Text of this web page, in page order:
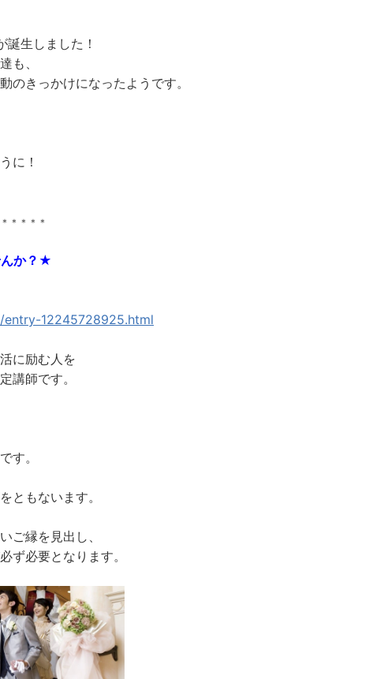
生しました！
も、
のきっかけになったようです。
に！
＊＊＊＊
か？★
12245728925.html
に励む人を
講師です。
す。
ともないます。
ご縁を見出し、
ず必要となります。